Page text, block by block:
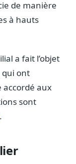
de manière
à hauts
a fait l’objet
qui ont
accordé aux
sont
.